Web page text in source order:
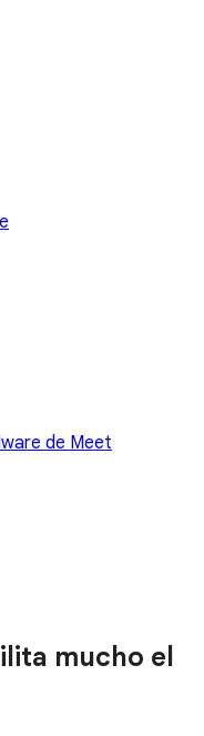
de Meet
mucho el